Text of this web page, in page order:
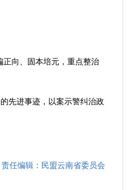
向、固本培元，重点整治
先进事迹，以案示警纠治政
责任编辑：民盟云南省委员会